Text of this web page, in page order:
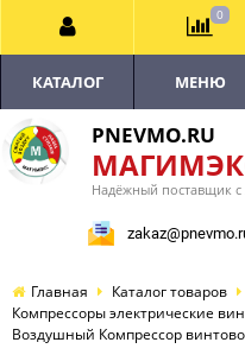
PNEVMO.RU
Надёжный поставщик с
КАТАЛОГ МЕНЮ
Главная Каталог товаров
Компрессоры электрические
Воздушный Компрессор
0